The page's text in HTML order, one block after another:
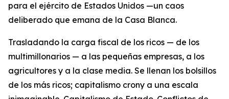
para el ejército de Estados Unidos —un caos
deliberado que emana de la Casa Blanca.
Trasladando la carga fiscal de los ricos — de los
multimillonarios — a las pequeñas empresas, a los
agricultores y a la clase media. Se llenan los bolsillos
de los más ricos; capitalismo crony a una escala